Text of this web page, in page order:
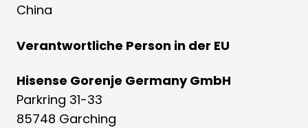
China
Verantwortliche Person in der EU
Hisense Gorenje Germany GmbH
Parkring 31-33
85748 Garching